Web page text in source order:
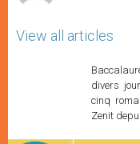
View all articles
divers
cinq
Zenit